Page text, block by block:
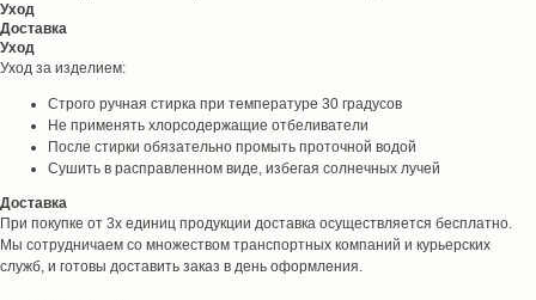
Уход
Доставка
Уход
Уход за изделием:
Строго ручная стирка при температуре 30 градусов
Не применять хлорсодержащие отбеливатели
После стирки обязательно промыть проточной водой
Сушить в расправленном виде, избегая солнечных лучей
Доставка
При покупке от 3х единиц продукции доставка осуществляется бесплатно.
Мы сотрудничаем со множеством транспортных компаний и курьерских
служб, и готовы доставить заказ в день оформления.